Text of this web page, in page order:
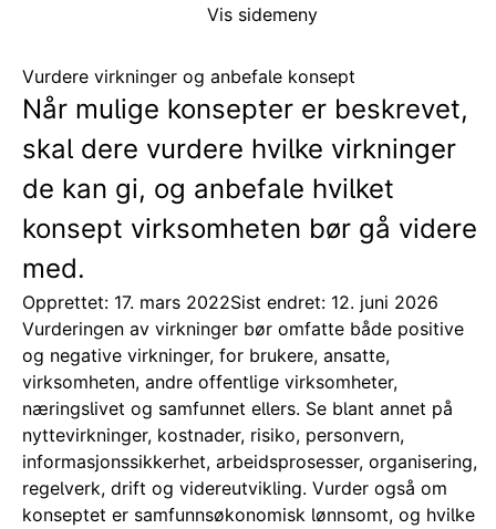
Vis sidemeny
Vurdere virkninger og anbefale konsept
Når mulige konsepter er beskrevet,
skal dere vurdere hvilke virkninger
de kan gi, og anbefale hvilket
konsept virksomheten bør gå videre
med.
Opprettet: 17. mars 2022Sist endret: 12. juni 2026
Vurderingen av virkninger bør omfatte både positive
og negative virkninger, for brukere, ansatte,
virksomheten, andre offentlige virksomheter,
næringslivet og samfunnet ellers. Se blant annet på
nyttevirkninger, kostnader, risiko, personvern,
informasjonssikkerhet, arbeidsprosesser, organisering,
regelverk, drift og videreutvikling. Vurder også om
konseptet er samfunnsøkonomisk lønnsomt, og hvilke